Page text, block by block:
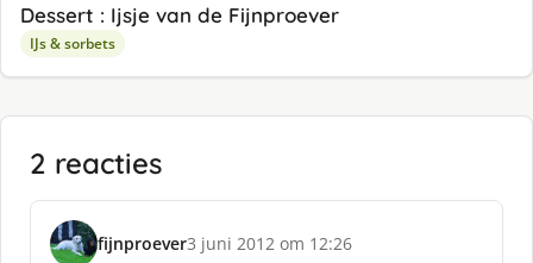
Dessert : Ijsje van de Fijnproever
IJs & sorbets
2 reacties
fijnproever
s
3 juni 2012 om 12:26